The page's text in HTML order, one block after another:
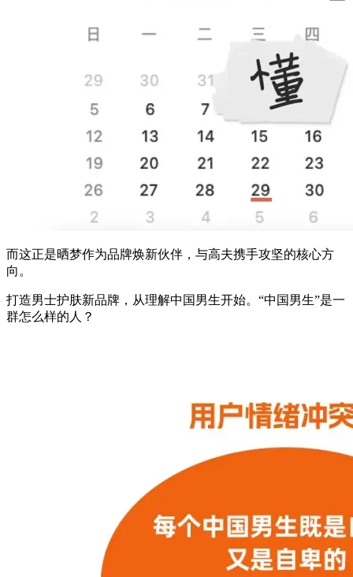
而这正是晒梦作为品牌焕新伙伴，与高夫携手攻坚的核心方
向。
打造男士护肤新品牌，从理解中国男生开始。“中国男生”是一
群怎么样的人？